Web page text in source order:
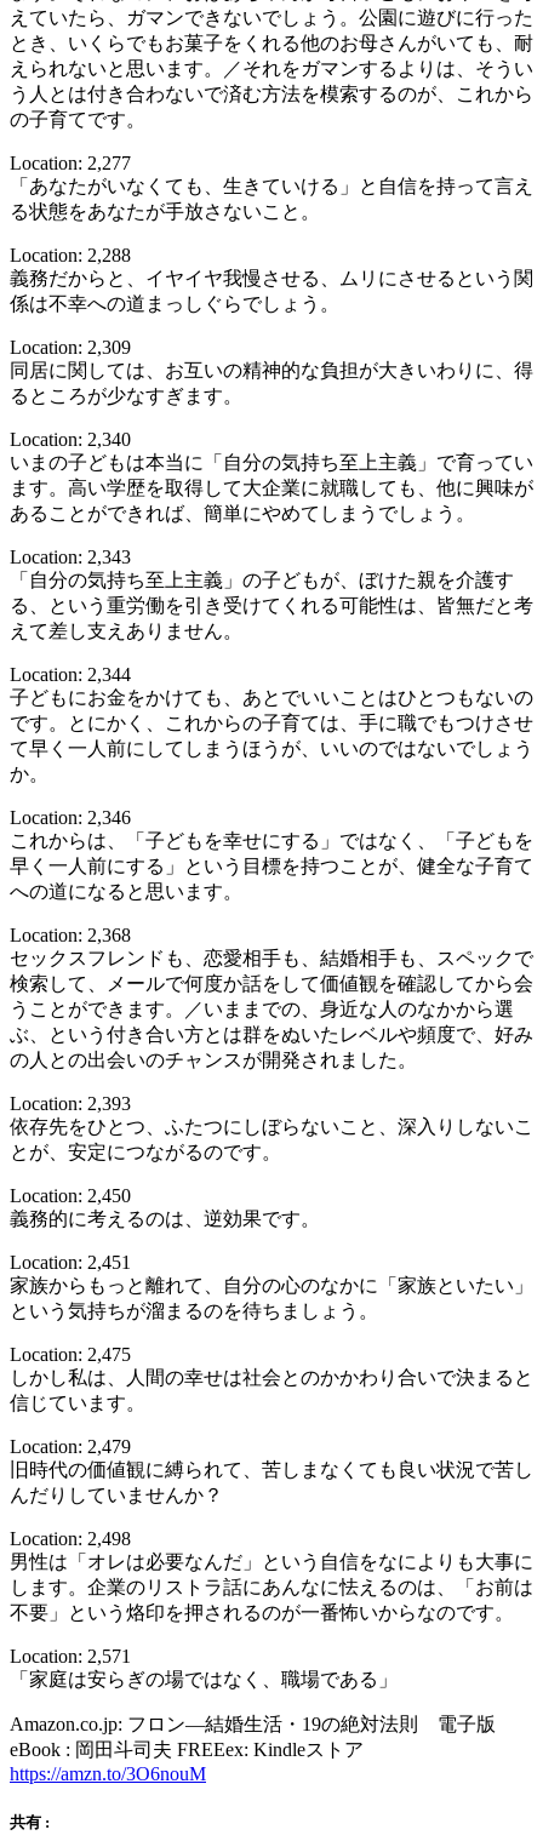
えていたら、ガマンできないでしょう。公園に遊びに行った
とき、いくらでもお菓子をくれる他のお母さんがいても、耐
えられないと思います。／それをガマンするよりは、そうい
う人とは付き合わないで済む方法を模索するのが、これから
の子育てです。
Location: 2,277
「あなたがいなくても、生きていける」と自信を持って言え
る状態をあなたが手放さないこと。
Location: 2,288
義務だからと、イヤイヤ我慢させる、ムリにさせるという関
係は不幸への道まっしぐらでしょう。
Location: 2,309
同居に関しては、お互いの精神的な負担が大きいわりに、得
るところが少なすぎます。
Location: 2,340
いまの子どもは本当に「自分の気持ち至上主義」で育ってい
ます。高い学歴を取得して大企業に就職しても、他に興味が
あることができれば、簡単にやめてしまうでしょう。
Location: 2,343
「自分の気持ち至上主義」の子どもが、ぼけた親を介護す
る、という重労働を引き受けてくれる可能性は、皆無だと考
えて差し支えありません。
Location: 2,344
子どもにお金をかけても、あとでいいことはひとつもないの
です。とにかく、これからの子育ては、手に職でもつけさせ
て早く一人前にしてしまうほうが、いいのではないでしょう
か。
Location: 2,346
これからは、「子どもを幸せにする」ではなく、「子どもを
早く一人前にする」という目標を持つことが、健全な子育て
への道になると思います。
Location: 2,368
セックスフレンドも、恋愛相手も、結婚相手も、スペックで
検索して、メールで何度か話をして価値観を確認してから会
うことができます。／いままでの、身近な人のなかから選
ぶ、という付き合い方とは群をぬいたレベルや頻度で、好み
の人との出会いのチャンスが開発されました。
Location: 2,393
依存先をひとつ、ふたつにしぼらないこと、深入りしないこ
とが、安定につながるのです。
Location: 2,450
義務的に考えるのは、逆効果です。
Location: 2,451
家族からもっと離れて、自分の心のなかに「家族といたい」
という気持ちが溜まるのを待ちましょう。
Location: 2,475
しかし私は、人間の幸せは社会とのかかわり合いで決まると
信じています。
Location: 2,479
旧時代の価値観に縛られて、苦しまなくても良い状況で苦し
んだりしていませんか？
Location: 2,498
男性は「オレは必要なんだ」という自信をなによりも大事に
します。企業のリストラ話にあんなに怯えるのは、「お前は
不要」という烙印を押されるのが一番怖いからなのです。
Location: 2,571
「家庭は安らぎの場ではなく、職場である」
Amazon.co.jp: フロン―結婚生活・19の絶対法則 電子版
eBook : 岡田斗司夫 FREEex: Kindleストア
https://amzn.to/3O6nouM
共有 :